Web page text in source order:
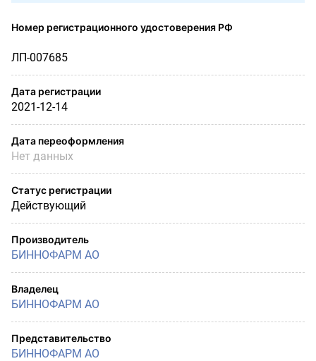
Номер регистрационного удостоверения РФ
ЛП-007685
Дата регистрации
2021-12-14
Дата переоформления
Нет данных
Статус регистрации
Действующий
Производитель
БИННОФАРМ АО
Владелец
БИННОФАРМ АО
Представительство
БИННОФАРМ АО